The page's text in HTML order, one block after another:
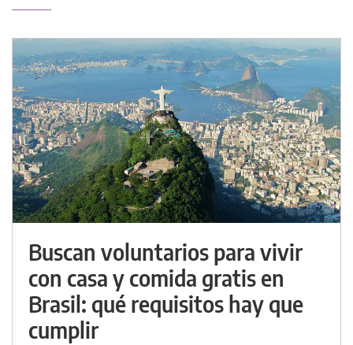
Buscan voluntarios para vivir
con casa y comida gratis en
Brasil: qué requisitos hay que
cumplir